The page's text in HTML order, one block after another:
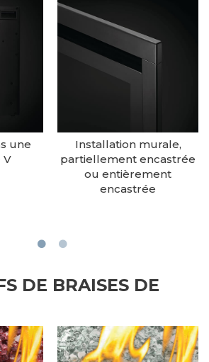
une
V
Installation murale,
partiellement encastrée
ou entièrement
encastrée
DE BRAISES DE